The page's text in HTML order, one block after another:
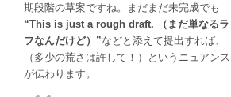
期段階の草案ですね。まだまだ未完成でも
“This is just a rough draft. （まだ単なるラ
フなんだけど）”などと添えて提出すれば、
（多少の荒さは許して！）というニュアンス
が伝わります。